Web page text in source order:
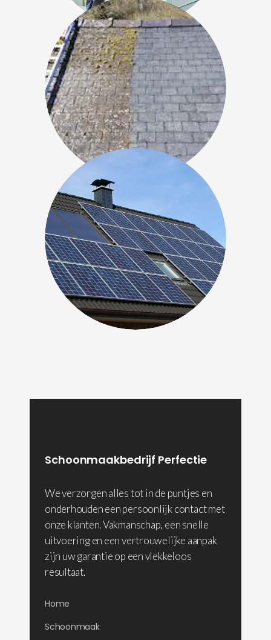
Schoonmaakbedrijf Perfectie
We verzorgen alles tot in de puntjes en
onderhouden een persoonlijk contact met
onze klanten. Vakmanschap, een snelle
uitvoering en een vertrouwelijke aanpak
zijn uw garantie op een vlekkeloos
resultaat.
Home
Schoonmaak